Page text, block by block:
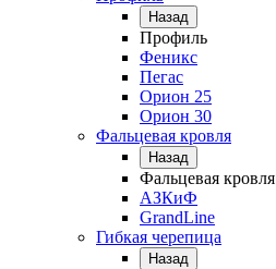
Назад
Профиль
Феникс
Пегас
Орион 25
Орион 30
Фальцевая кровля
Назад
Фальцевая кровля
АЗКиФ
GrandLine
Гибкая черепица
Назад